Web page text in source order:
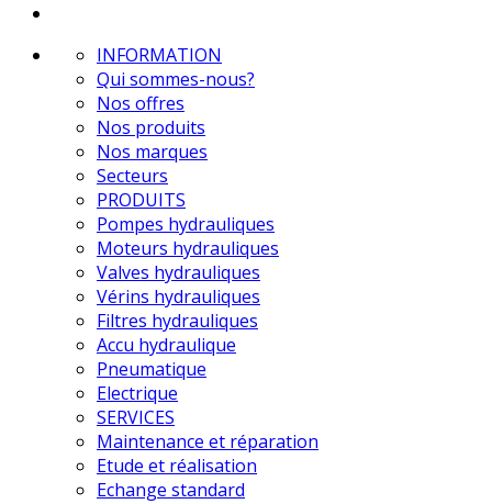
INFORMATION
Qui sommes-nous?
Nos offres
Nos produits
Nos marques
Secteurs
PRODUITS
Pompes hydrauliques
Moteurs hydrauliques
Valves hydrauliques
Vérins hydrauliques
Filtres hydrauliques
Accu hydraulique
Pneumatique
Electrique
SERVICES
Maintenance et réparation
Etude et réalisation
Echange standard